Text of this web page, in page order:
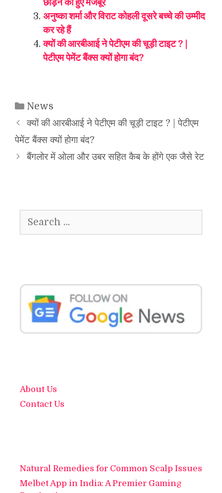
छोड़ने को हुए मजबूर
अनुष्का शर्मा और विराट कोहली दूसरे बच्चे की उम्मीद
कर रहे हैं
क्यों की आरबीआई ने पेटीएम की चूड़ी टाइट ? |
पेटीएम पेमेंट बैंक्स क्यों होगा बंद?
Categories
News
क्यों की आरबीआई ने पेटीएम की चूड़ी टाइट ? | पेटीएम
पेमेंट बैंक्स क्यों होगा बंद?
बैंगलोर में ओला और उबर सहित कैब के होंगे एक जैसे रेट
for:
About Us
Contact Us
Natural Remedies for Common Scalp Issues
Melbet App in India: A Premier Gaming